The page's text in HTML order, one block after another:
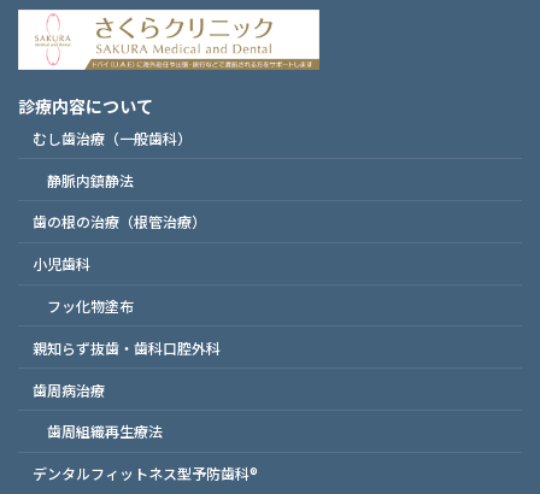
診療内容について
むし歯治療（一般歯科）
静脈内鎮静法
歯の根の治療（根管治療）
小児歯科
フッ化物塗布
親知らず抜歯・歯科口腔外科
歯周病治療
歯周組織再生療法
デンタルフィットネス型予防歯科®